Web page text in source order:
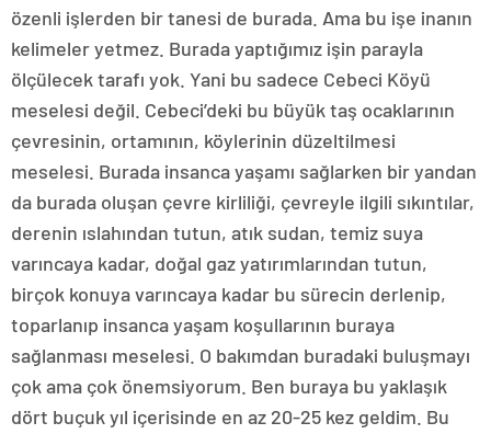
özenli işlerden bir tanesi de burada. Ama bu işe inanın
kelimeler yetmez. Burada yaptığımız işin parayla
ölçülecek tarafı yok. Yani bu sadece Cebeci Köyü
meselesi değil. Cebeci’deki bu büyük taş ocaklarının
çevresinin, ortamının, köylerinin düzeltilmesi
meselesi. Burada insanca yaşamı sağlarken bir yandan
da burada oluşan çevre kirliliği, çevreyle ilgili sıkıntılar,
derenin ıslahından tutun, atık sudan, temiz suya
varıncaya kadar, doğal gaz yatırımlarından tutun,
birçok konuya varıncaya kadar bu sürecin derlenip,
toparlanıp insanca yaşam koşullarının buraya
sağlanması meselesi. O bakımdan buradaki buluşmayı
çok ama çok önemsiyorum. Ben buraya bu yaklaşık
dört buçuk yıl içerisinde en az 20-25 kez geldim. Bu